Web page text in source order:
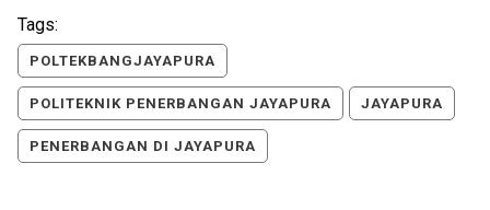
Tags:
POLTEKBANGJAYAPURA
POLITEKNIK PENERBANGAN JAYAPURA JAYAPURA
PENERBANGAN DI JAYAPURA